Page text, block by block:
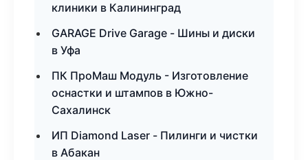
клиники в Калининград
GARAGE Drive Garage - Шины и диски
в Уфа
ПК ПроМаш Модуль - Изготовление
оснастки и штампов в Южно-
Сахалинск
ИП Diamond Laser - Пилинги и чистки
в Абакан